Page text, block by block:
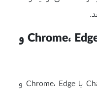
تفاوت اصلی مرورگر ChatGPT Atlas با Chrome، Edge و